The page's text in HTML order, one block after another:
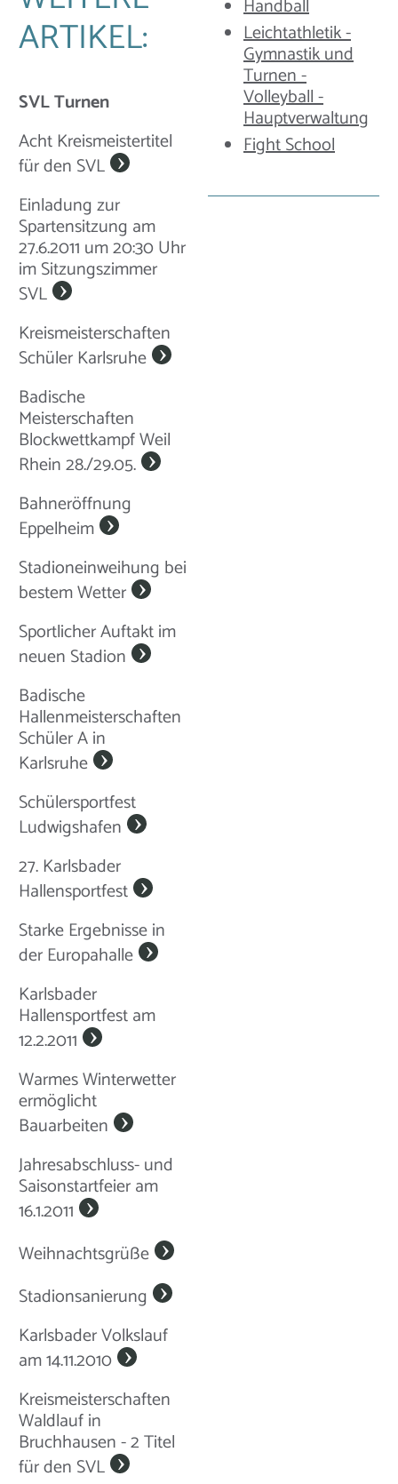
ARTIKEL:
SVL Turnen
Acht Kreismeistertitel
für den SVL
Einladung zur
Spartensitzung am
27.6.2011 um 20:30 Uhr
im Sitzungszimmer
SVL
Kreismeisterschaften
Schüler Karlsruhe
Badische
Meisterschaften
Blockwettkampf Weil
Rhein 28./29.05.
Bahneröffnung
Eppelheim
Stadioneinweihung bei
bestem Wetter
Sportlicher Auftakt im
neuen Stadion
Badische
Hallenmeisterschaften
Schüler A in
Karlsruhe
Schülersportfest
Ludwigshafen
27. Karlsbader
Hallensportfest
Starke Ergebnisse in
der Europahalle
Karlsbader
Hallensportfest am
12.2.2011
Warmes Winterwetter
ermöglicht
Bauarbeiten
Jahresabschluss- und
Saisonstartfeier am
16.1.2011
Weihnachtsgrüße
Stadionsanierung
Karlsbader Volkslauf
am 14.11.2010
Kreismeisterschaften
Waldlauf in
Bruchhausen - 2 Titel
für den SVL
Handball
Leichtathletik -
Gymnastik und
Turnen -
Volleyball -
Hauptverwaltung
Fight School